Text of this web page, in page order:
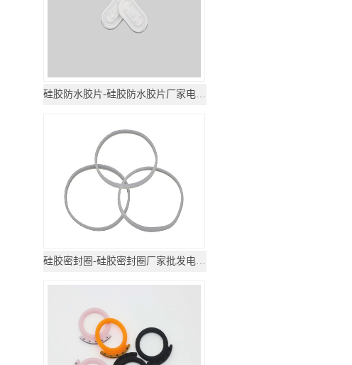
硅胶防水胶片-硅胶防水胶片厂家电话地址
硅胶密封圈-硅胶密封圈厂家批发电话地址